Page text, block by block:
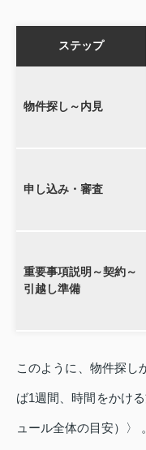
ステップ
物件探し～内見
申し込み・審査
重要事項説明～契約～
引越し準備
このように、物件探し
ば1週間、時間をかけ
ュール全体の目安）〉 。